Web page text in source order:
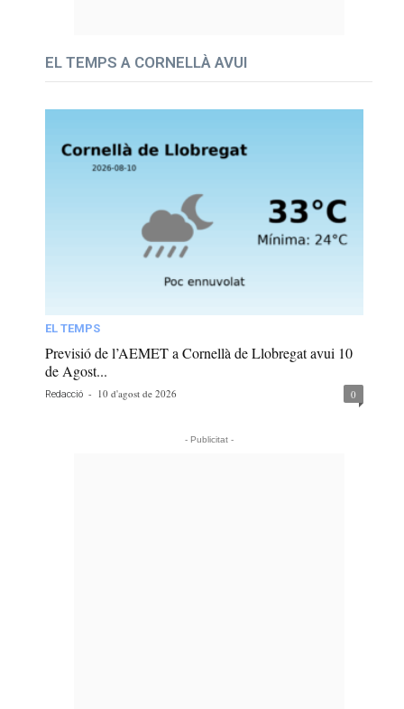
EL TEMPS A CORNELLÀ AVUI
EL TEMPS
Previsió de l’AEMET a Cornellà de Llobregat avui 10
de Agost...
Redacció - 10 d'agost de 2026 0
- Publicitat -